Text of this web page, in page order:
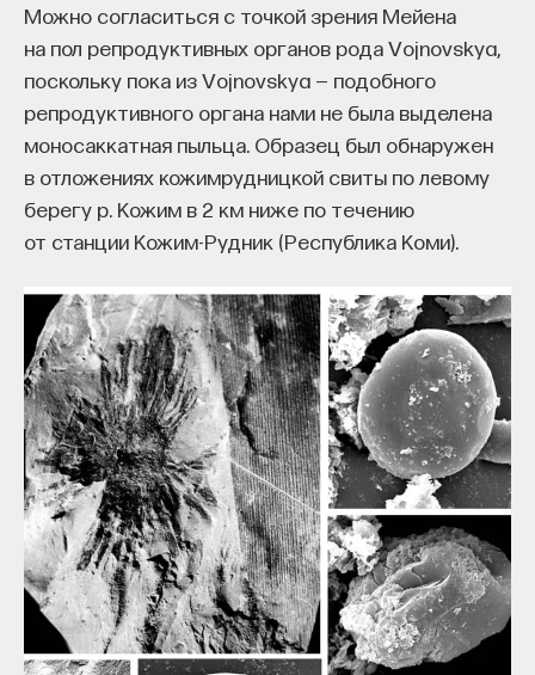
Можно согласиться с точкой зрения Мейена
на пол репродуктивных органов рода Vojnovskya,
поскольку пока из Vojnovskya — подобного
репродуктивного органа нами не была выделена
моносаккатная пыльца. Образец был обнаружен
в отложениях кожимрудницкой свиты по левому
берегу р. Кожим в 2 км ниже по течению
от станции Кожим-Рудник (Республика Коми).